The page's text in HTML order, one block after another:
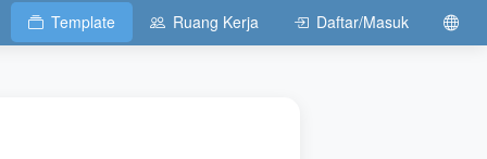
Template Ruang Kerja Daftar/Masuk